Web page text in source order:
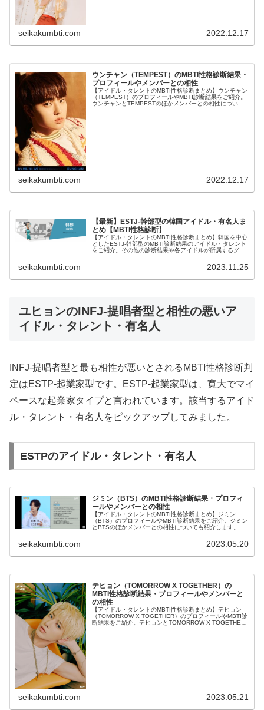
seikakumbti.com 2022.12.17
ウンチャン（TEMPEST）のMBTI性格診断結果・
プロフィールやメンバーとの相性
【アイドル・タレントのMBTI性格診断まとめ】ウンチャン
（TEMPEST）のプロフィールやMBTI診断結果をご紹介。
ウンチャンとTEMPESTのほかメンバーとの相性について
seikakumbti.com 2022.12.17
【最新】ESTJ-幹部型の韓国アイドル・有名人ま
とめ【MBTI性格診断】
【アイドル・タレントのMBTI性格診断まとめ】韓国を中心
としたESTJ-幹部型のMBTI診断結果のアイドル・タレント
をご紹介。その他の診断結果や各アイドルが所属するグル
seikakumbti.com 2023.11.25
ユヒョンのINFJ-提唱者型と相性の悪いア
イドル・タレント・有名人
INFJ-提唱者型と最も相性が悪いとされるMBTI性格診断判
定はESTP-起業家型です。ESTP-起業家型は、寛大でマイ
ペースな起業家タイプと言われています。該当するアイド
ル・タレント・有名人をピックアップしてみました。
ESTPのアイドル・タレント・有名人
ジミン（BTS）のMBTI性格診断結果・プロフィ
ールやメンバーとの相性
【アイドル・タレントのMBTI性格診断まとめ】ジミン
（BTS）のプロフィールやMBTI診断結果をご紹介。ジミン
とBTSのほかメンバーとの相性についても紹介します。
seikakumbti.com 2023.05.20
テヒョン（TOMORROW X TOGETHER）の
MBTI性格診断結果・プロフィールやメンバーと
の相性
【アイドル・タレントのMBTI性格診断まとめ】テヒョン
（TOMORROW X TOGETHER）のプロフィールやMBTI診
断結果をご紹介。テヒョンとTOMORROW X TOGETHER
seikakumbti.com 2023.05.21